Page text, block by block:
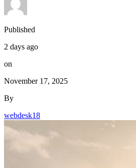
Published
2 days ago
on
November 17, 2025
By
webdesk18